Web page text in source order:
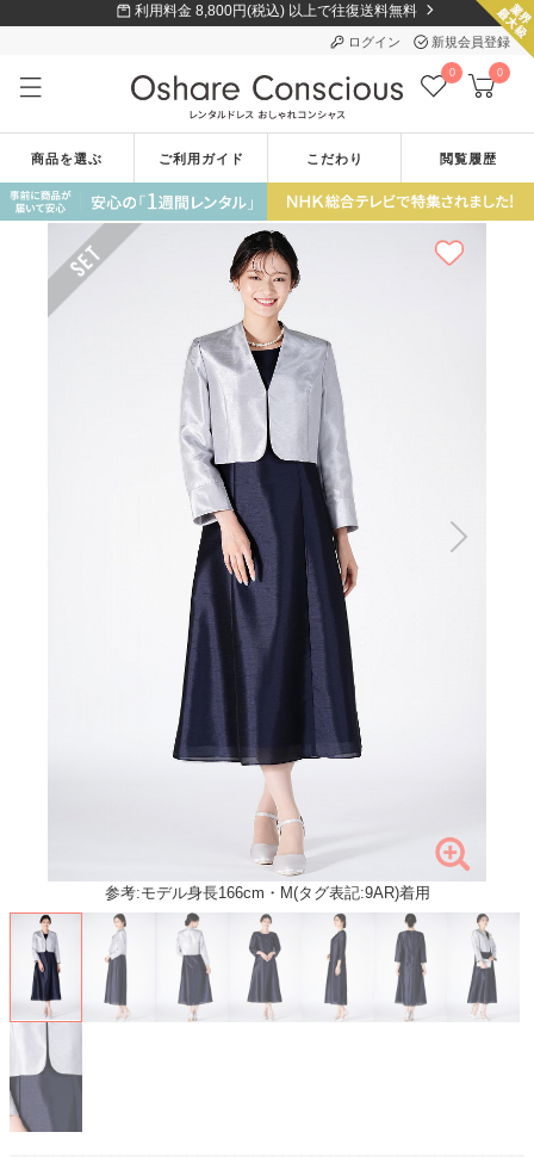
利用料金 8,800円(税込) 以上で往復送料無料
ログイン 新規会員登録
0 0
商品を選ぶ ご利用ガイド こだわり 閲覧履歴
参考:モデル身長166cm・M(タグ表記:9AR)着用